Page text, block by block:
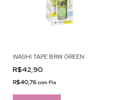
WASHI TAPE BRW GREEN
R$42,90
R$40,76 com Pix